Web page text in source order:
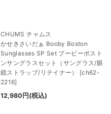
CHUMS チャムス
かせきさいだぁ Booby Boston
Sunglasses SP Set ブービーボスト
ンサングラスセット（サングラス/眼
鏡ストラップ/リテイナー）
[ch62-
2216]
12,980 円 (税込)